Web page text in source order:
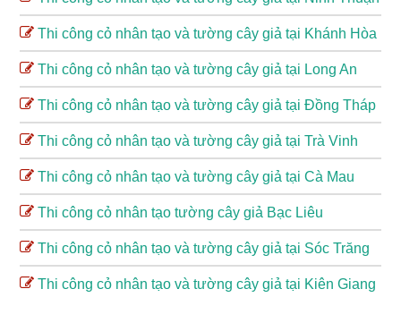
Thi công cỏ nhân tạo và tường cây giả tại Khánh Hòa
Thi công cỏ nhân tạo và tường cây giả tại Long An
Thi công cỏ nhân tạo và tường cây giả tại Đồng Tháp
Thi công cỏ nhân tạo và tường cây giả tại Trà Vinh
Thi công cỏ nhân tạo và tường cây giả tại Cà Mau
Thi công cỏ nhân tạo tường cây giả Bạc Liêu
Thi công cỏ nhân tạo và tường cây giả tại Sóc Trăng
Thi công cỏ nhân tạo và tường cây giả tại Kiên Giang